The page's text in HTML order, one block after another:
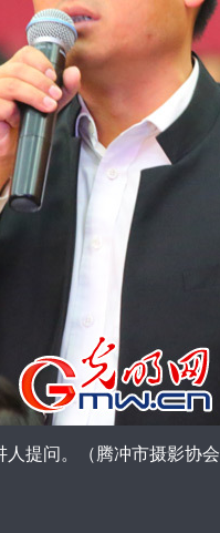
人提问。（ 腾冲市摄影协会